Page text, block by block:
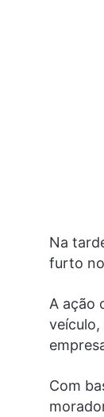
Na
furto
A ação
Com